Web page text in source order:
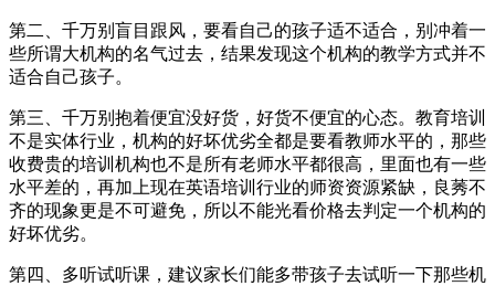
第二、千万别盲目跟风，要看自己的孩子适不适合，别冲着一
些所谓大机构的名气过去，结果发现这个机构的教学方式并不
适合自己孩子。
第三、千万别抱着便宜没好货，好货不便宜的心态。教育培训
不是实体行业，机构的好坏优劣全都是要看教师水平的，那些
收费贵的培训机构也不是所有老师水平都很高，里面也有一些
水平差的，再加上现在英语培训行业的师资资源紧缺，良莠不
齐的现象更是不可避免，所以不能光看价格去判定一个机构的
好坏优劣。
第四、多听试听课，建议家长们能多带孩子去试听一下那些机